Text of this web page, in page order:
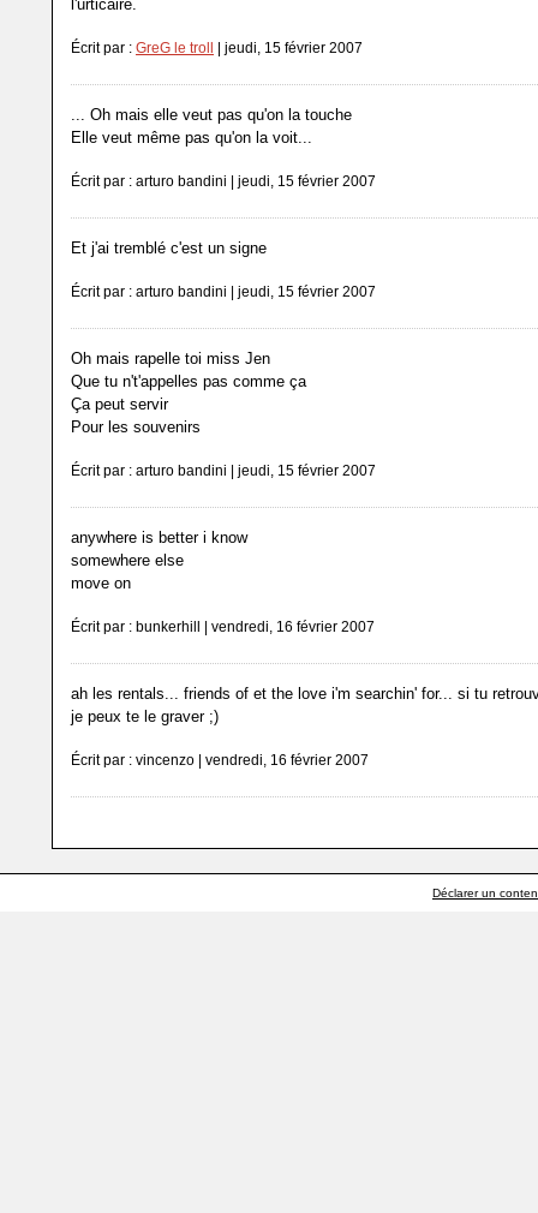
l'urticaire.
Écrit par : GreG le troll | jeudi, 15 février 2007
... Oh mais elle veut pas qu'on la touche
Elle veut même pas qu'on la voit...
Écrit par : arturo bandini | jeudi, 15 février 2007
Et j'ai tremblé c'est un signe
Écrit par : arturo bandini | jeudi, 15 février 2007
Oh mais rapelle toi miss Jen
Que tu n't'appelles pas comme ça
Ça peut servir
Pour les souvenirs
Écrit par : arturo bandini | jeudi, 15 février 2007
anywhere is better i know
somewhere else
move on
Écrit par : bunkerhill | vendredi, 16 février 2007
ah les rentals... friends of et the love i'm searchin' for... si tu
je peux te le graver ;)
Écrit par : vincenzo | vendredi, 16 février 2007
Déclarer un